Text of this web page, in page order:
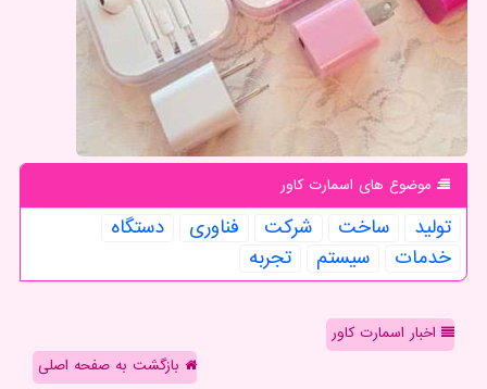
موضوع های اسمارت كاور
تولید ساخت شركت فناوری
دستگاه
خدمات
سیستم تجربه
اخبار اسمارت کاور
بازگشت به صفحه اصلی